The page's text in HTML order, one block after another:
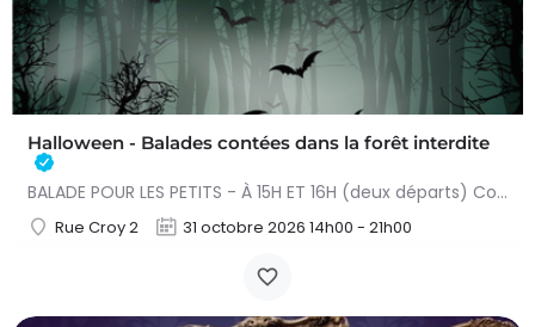
Halloween - Balades contées dans la forêt interdite
BALADE POUR LES PETITS - À 15H ET 16H (deux départs) Conteuse : Raphaëlle Bouillon Venez fêter Halloween de…
Rue Croy 2 31 octobre 2026 14h00 - 21h00